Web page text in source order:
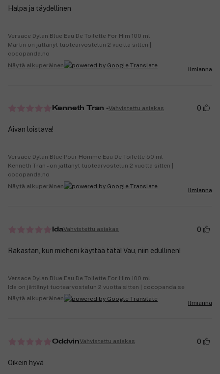
Halpa ja täydellinen
Versace Dylan Blue Eau De Toilette For Him 100 ml
Martin on jättänyt tuotearvostelun 2 vuotta sitten |
cocopanda.no
Näytä alkuperäinen
Ilmianna
Kenneth Tran -Vahvistettu asiakas 0
Aivan loistava!
Versace Dylan Blue Pour Homme Eau De Toilette 50 ml
Kenneth Tran - on jättänyt tuotearvostelun 2 vuotta sitten |
cocopanda.no
Näytä alkuperäinen
Ilmianna
IdaVahvistettu asiakas 0
Rakastan, kun mieheni käyttää tätä! Vau, niin edullinen!
Versace Dylan Blue Eau De Toilette For Him 100 ml
Ida on jättänyt tuotearvostelun 2 vuotta sitten | cocopanda.se
Näytä alkuperäinen
Ilmianna
OddvinVahvistettu asiakas 0
Oikein hyvä